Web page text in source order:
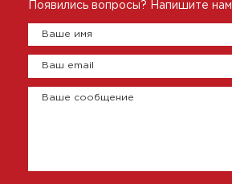
Появились вопросы? Напишите нам.
Ваше имя
Ваш email
Ваше сообщение